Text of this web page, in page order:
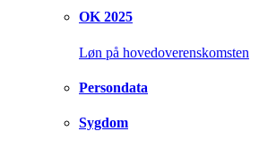
OK 2025
Løn på hovedoverenskomsten
Persondata
Sygdom